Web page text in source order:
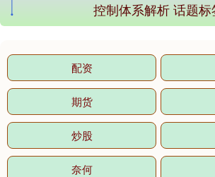
控制体系解析 话题标
配资
期货
炒股
奈何